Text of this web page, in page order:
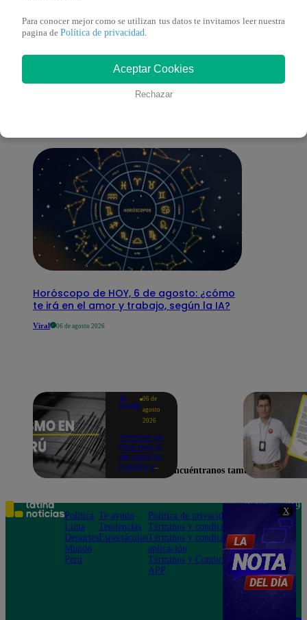
X
También te puede
interesar
Horóscopo de HOY, 6 de agosto: ¿cómo
te irá en el amor y trabajo, según la IA?
Viral 06 de agosto 2026
Te
ayudo
06 de
agosto
2026
Temblor en
Perú hoy, 6
de agosto:
horario y
según IGP
Para conocer mejor como se utilizan tus datos te invitamos leer nuestra
pagina de Política de privacidad
Aceptar Cookies
Rechazar
Encuéntranos también en
Política
Lima
Deportes
Mundo
Perú
Te ayudo
Tendencias
Espectáculos
Política de privacidad
Términos y condiciones
Términos y condiciones
aplicación
Términos y Condiciones
APP
Teléfono: 219
Av. San
Felipe 968
Jesús María